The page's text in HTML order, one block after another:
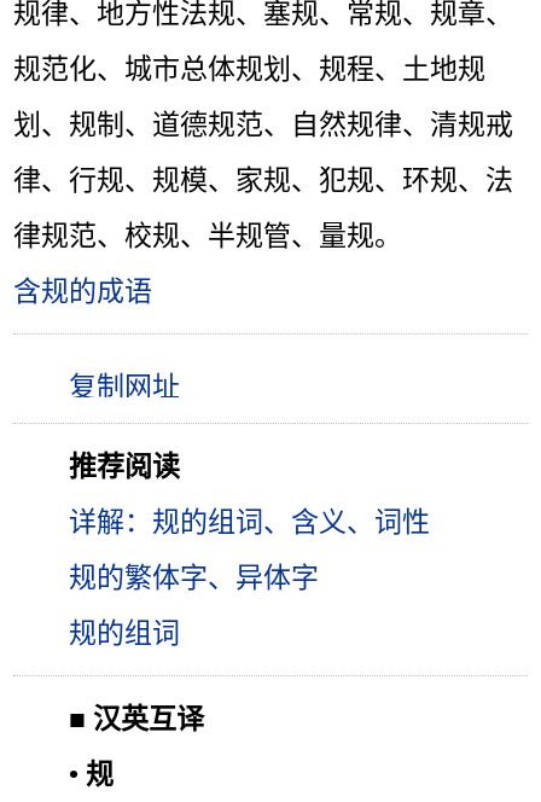
规律、地方性法规、塞规、常规、规章、
规范化、城市总体规划、规程、土地规
划、规制、道德规范、自然规律、清规戒
律、行规、规模、家规、犯规、环规、法
律规范、校规、半规管、量规。
含规的成语
推荐阅读
详解：规的组词、含义、词性
规的繁体字、异体字
规的组词
■ 汉英互译
• 规